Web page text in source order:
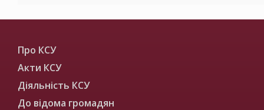
Про КСУ
Акти КСУ
Діяльність КСУ
До відома громадян